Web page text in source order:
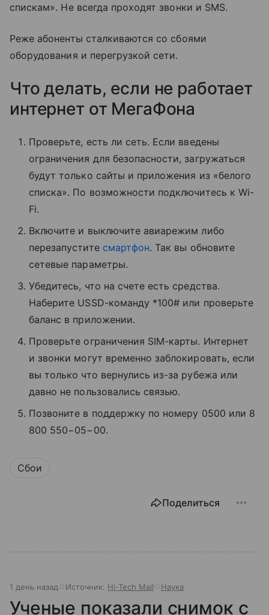
спискам». Не всегда проходят звонки и SMS.
Реже абоненты сталкиваются со сбоями
оборудования и перегрузкой сети.
Что делать, если не работает
интернет от МегаФона
Проверьте, есть ли сеть. Если введены
ограничения для безопасности, загружаться
будут только сайты и приложения из «белого
списка». По возможности подключитесь к Wi-
Fi.
Включите и выключите авиарежим либо
перезапустите смартфон. Так вы обновите
сетевые параметры.
Убедитесь, что на счете есть средства.
Наберите USSD-команду *100# или проверьте
баланс в приложении.
Проверьте ограничения SIM-карты. Интернет
и звонки могут временно заблокировать, если
вы только что вернулись из-за рубежа или
давно не пользовались связью.
Позвоните в поддержку по номеру 0500 или 8
800 550−05−00.
Сбои
Поделиться
1 день назад Источник: Hi-Tech Mail Наука
Ученые показали снимок с